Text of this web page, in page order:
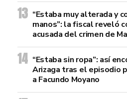
“Estaba muy alterada y
manos”: la fiscal reveló
acusada del crimen de
“Estaba sin ropa”: así
Arizaga tras el episodio
a Facundo Moyano